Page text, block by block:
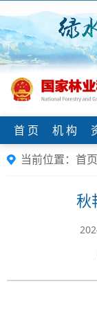
首 页 机 构
当前位置： 首页
秋